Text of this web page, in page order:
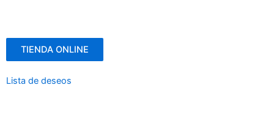
TIENDA ONLINE
Lista de deseos